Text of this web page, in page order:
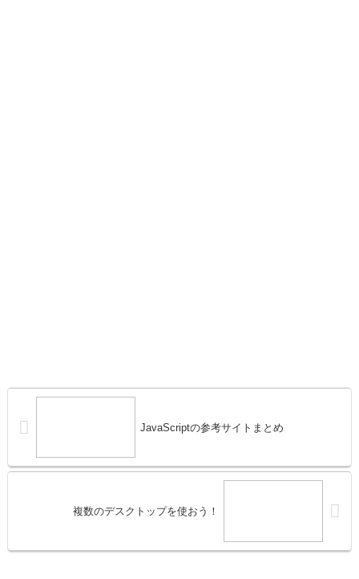
JavaScriptの参考サイトまとめ
複数のデスクトップを使おう！